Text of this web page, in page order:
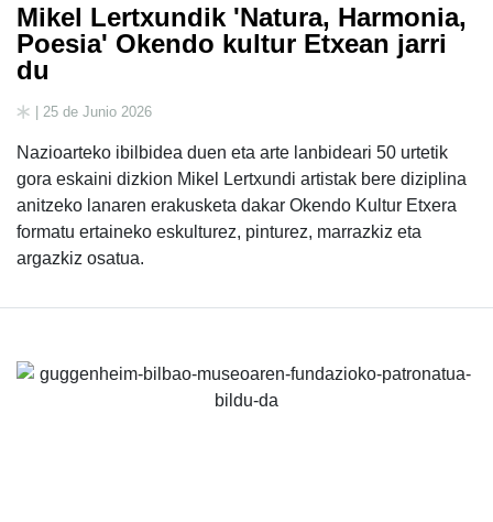
Mikel Lertxundik 'Natura, Harmonia,
Poesia' Okendo kultur Etxean jarri
du
| 25 de Junio 2026
Nazioarteko ibilbidea duen eta arte lanbideari 50 urtetik
gora eskaini dizkion Mikel Lertxundi artistak bere diziplina
anitzeko lanaren erakusketa dakar Okendo Kultur Etxera
formatu ertaineko eskulturez, pinturez, marrazkiz eta
argazkiz osatua.